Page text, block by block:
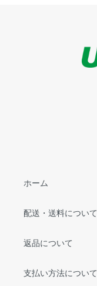
ホーム
配送・送料について
返品について
支払い方法について